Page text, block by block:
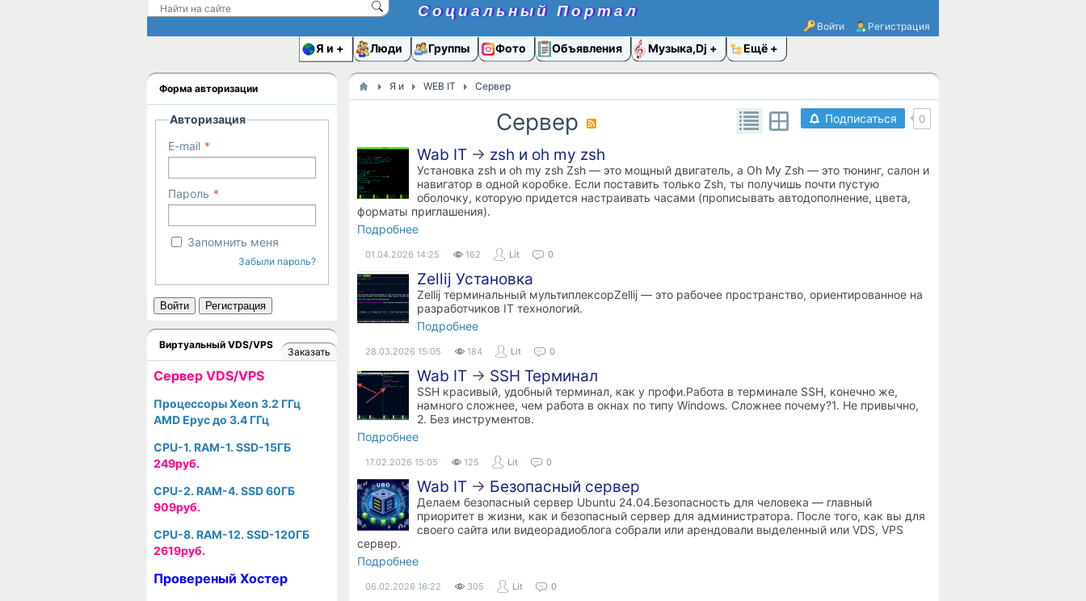
Социальный Портал
Войти Регистрация
Я и Люди Группы Фото Объявления Музыка,Dj Ещё
Я и WEB IT Сервер
Подписаться 0
Сервер
Wab IT → zsh и oh my zsh
Установка zsh и oh my zsh Zsh — это мощный двигатель, а Oh My Zsh — это тюнинг, салон и
навигатор в одной коробке. Если поставить только Zsh, ты получишь почти пустую
оболочку, которую придется настраивать часами (прописывать автодополнение, цвета,
форматы приглашения).
Подробнее
01.04.2026 14:25 162 Lit 0
​Zellij Установка
Zellij терминальный мультиплексорZellij — это рабочее пространство, ориентированное на
разработчиков IT технологий.
Подробнее
28.03.2026 15:05 184 Lit 0
Wab IT → SSH Терминал
SSH красивый, удобный терминал, как у профи.Работа в терминале SSH, конечно же,
намного сложнее, чем работа в окнах по типу Windows. Сложнее почему?1. Не привычно,
2. Без инструментов.
Подробнее
17.02.2026 15:05 125 Lit 0
Wab IT → Безопасный сервер
Делаем безопасный сервер Ubuntu 24.04.Безопасность для человека — главный
приоритет в жизни, как и безопасный сервер для администратора. После того, как вы для
своего сайта или видеорадиоблога собрали или арендовали выделенный или VDS, VPS
сервер.
Подробнее
06.02.2026 16:22 305 Lit 0
Форма авторизации
Авторизация
E-mail
Пароль
Запомнить меня
Забыли пароль?
Войти Регистрация
Виртуальный VDS/VPS
Заказать
Cервер VDS/VPS
Процессоры Xeon 3.2 ГГц
AMD Epyc до 3.4 ГГц
CPU-1. RAM-1. SSD-15ГБ
249руб.
CPU-2. RAM-4. SSD 60ГБ
909руб.
CPU-8. RAM-12. SSD-120ГБ
2619руб.
Провереный Хостер